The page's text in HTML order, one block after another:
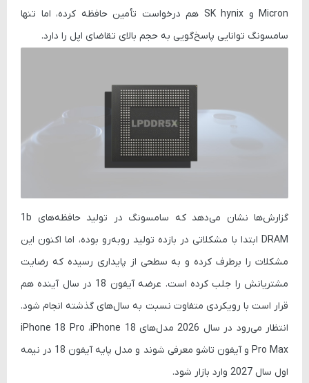
Micron و SK hynix هم درخواست تأمین حافظه کرده، اما تنها
سامسونگ توانایی پاسخ‌گویی به حجم بالای تقاضای اپل را دارد.
گزارش‌ها نشان می‌دهد که سامسونگ در تولید حافظه‌های 1b
DRAM ابتدا با مشکلاتی در بازده تولید روبه‌رو بوده، اما اکنون این
مشکلات را برطرف کرده و به سطحی از پایداری رسیده که رضایت
مشتریانش را جلب کرده است. عرضه آیفون 18 در سال آینده هم
قرار است با رویکردی متفاوت نسبت به سال‌های گذشته انجام شود.
انتظار می‌رود در سال 2026 مدل‌های iPhone 18 Pro ،iPhone 18
Pro Max و آیفون تاشو معرفی شوند و مدل پایه آیفون 18 در نیمه
اول سال 2027 وارد بازار شود.